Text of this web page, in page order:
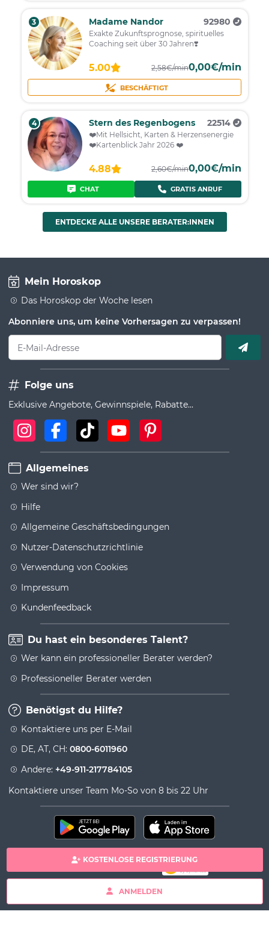
KOSTENLOSE REGISTRIERUNG
ANMELDEN
3 Madame Nandor 92980
Exakte Zukunftsprognose, spirituelles
Coaching seit über 30 Jahren❣️
5.00 2,58€/min0,00€/min
BESCHÄFTIGT
4 Stern des Regenbogens 22514
❤️Mit Hellsicht, Karten & Herzensenergie
❤️Kartenblick Jahr 2026 ❤️
4.88 2,60€/min0,00€/min
CHAT GRATIS ANRUF
ENTDECKE ALLE UNSERE BERATER:INNEN
Mein Horoskop
Das Horoskop der Woche lesen
Abonniere uns, um keine Vorhersagen zu verpassen!
E-Mail-Adresse
Folge uns
Exklusive Angebote, Gewinnspiele, Rabatte...
Allgemeines
Wer sind wir?
Hilfe
Allgemeine Geschäftsbedingungen
Nutzer-Datenschutzrichtlinie
Verwendung von Cookies
Impressum
Kundenfeedback
Du hast ein besonderes Talent?
Wer kann ein professioneller Berater werden?
Professioneller Berater werden
Benötigst du Hilfe?
Kontaktiere uns per E-Mail
DE, AT, CH: 0800-6011960
Andere: +49-911-217784105
Kontaktiere unser Team Mo-So von 8 bis 22 Uhr
100% sichere Zahlung
Copyright& copy 2026 Viversum - Powered by Ingenio